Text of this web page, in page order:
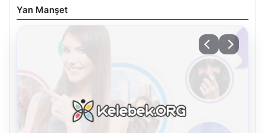
Yan Manşet